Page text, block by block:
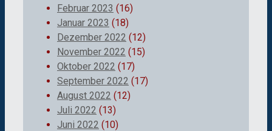
Februar 2023 (16)
Januar 2023 (18)
Dezember 2022 (12)
November 2022 (15)
Oktober 2022 (17)
September 2022 (17)
August 2022 (12)
Juli 2022 (13)
Juni 2022 (10)